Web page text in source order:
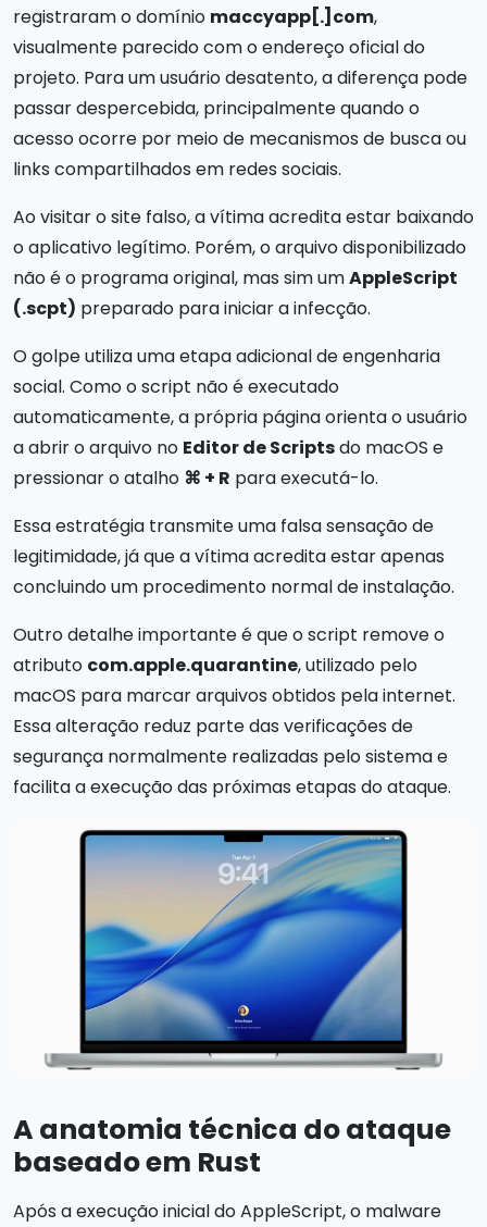
registraram o domínio maccyapp[.]com,
visualmente parecido com o endereço oficial do
projeto. Para um usuário desatento, a diferença pode
passar despercebida, principalmente quando o
acesso ocorre por meio de mecanismos de busca ou
links compartilhados em redes sociais.
Ao visitar o site falso, a vítima acredita estar baixando
o aplicativo legítimo. Porém, o arquivo disponibilizado
não é o programa original, mas sim umAppleScript
(.scpt) preparado para iniciar a infecção.
O golpe utiliza uma etapa adicional de engenharia
social. Como o script não é executado
automaticamente, a própria página orienta o usuário
a abrir o arquivo no Editor de Scriptsdo macOS e
pressionar o atalho ⌘ + R para executá-lo.
Essa estratégia transmite uma falsa sensação de
legitimidade, já que a vítima acredita estar apenas
concluindo um procedimento normal de instalação.
Outro detalhe importante é que o script remove o
atributo com.apple.quarantine, utilizado pelo
macOS para marcar arquivos obtidos pela internet.
Essa alteração reduz parte das verificações de
segurança normalmente realizadas pelo sistema e
facilita a execução das próximas etapas do ataque.
A anatomia técnica do ataque
baseado em Rust
Após a execução inicial do AppleScript, o malware